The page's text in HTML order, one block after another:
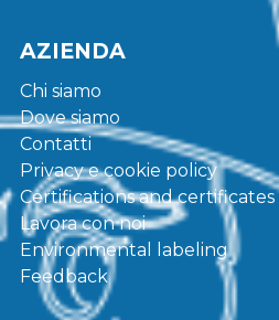
AZIENDA
Chi siamo
Dove siamo
Contatti
Privacy e cookie policy
Certifications and certificates
Lavora con noi
Environmental labeling
Feedback